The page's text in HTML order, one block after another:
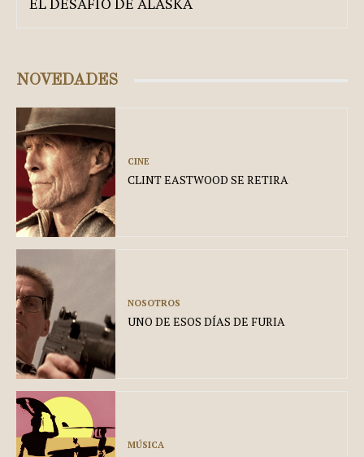
NOVEDADES
CINE
CLINT EASTWOOD SE RETIRA
NOSOTROS
UNO DE ESOS DÍAS DE FURIA
MÚSICA